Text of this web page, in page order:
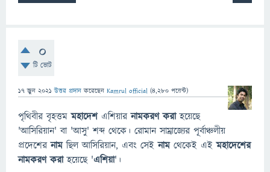
0
টি ভোট
17 জুন 2021 উত্তর প্রদান করেছেন Kamrul official (4,280 পয়েন্ট)
পৃথিবীর বৃহত্তমমহাদেশএশিয়ারনামকরণ করাহয়েছে
'আসিরিয়ান' বা 'আসু' শব্দ থেকে। রোমান সাম্রাজ্যের পূর্বাঞ্চলীয়
প্রদেশেরনামছিল আসিরিয়ান, এবং সেইনামথেকেই এইমহাদেশের
নামকরণ করাহয়েছে 'এশিয়া'।